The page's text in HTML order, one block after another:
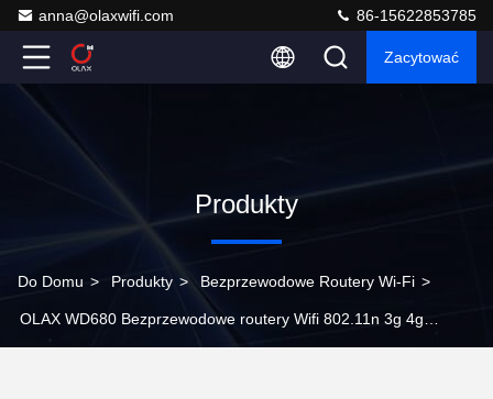
anna@olaxwifi.com 86-15622853785
Zacytować
Produkty
Do Domu > Produkty > Bezprzewodowe Routery Wi-Fi >
OLAX WD680 Bezprzewodowe routery Wifi 802.11n 3g 4g